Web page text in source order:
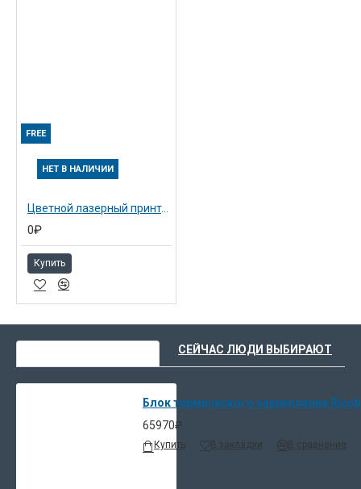
FREE
НЕТ В НАЛИЧИИ
Цветной лазерный принтер Aficio CL7200 (402294)
0₽
Купить
СЕЙЧАС ЛЮДИ ВЫБИРАЮТ
Блок термического закрепления
65970₽
Купить В закладки В сравнение